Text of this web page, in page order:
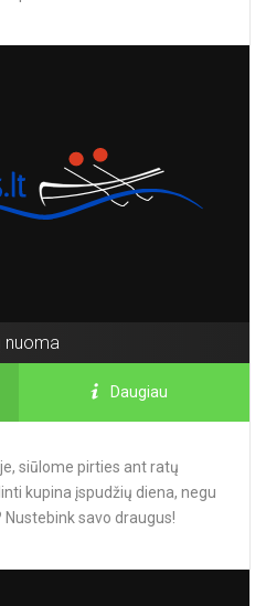
nuoma
Daugiau
siūlome pirties ant ratų
kupina įspudžių diena, negu
savo draugus!